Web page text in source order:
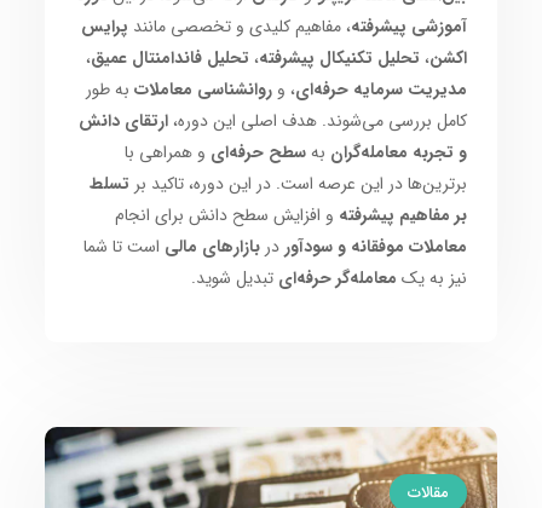
آموزشی پیشرفته، مفاهیم کلیدی و تخصصی مانند پرایس
اکشن، تحلیل تکنیکال پیشرفته، تحلیل فاندامنتال عمیق،
مدیریت سرمایه حرفه‌ای، وروانشناسی معاملات به طور
کامل بررسی می‌شوند. هدف اصلی این دوره،ارتقای دانش
و تجربه معامله‌گران بهسطح حرفه‌ای و همراهی با
برترین‌ها در این عرصه است. در این دوره، تاکید بر تسلط
بر مفاهیم پیشرفته و افزایش سطح دانش برای انجام
معاملات موفقانه و سودآور دربازارهای مالی است تا شما
نیز به یک معامله‌گر حرفه‌ای تبدیل شوید.
مقالات